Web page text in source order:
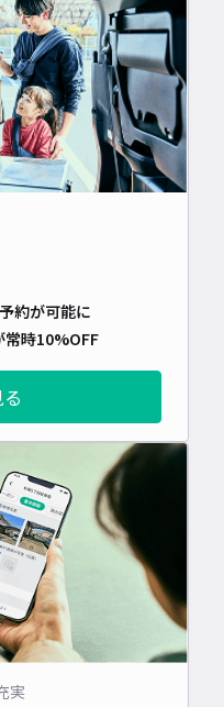
約が可能に
常時10%OFF
実